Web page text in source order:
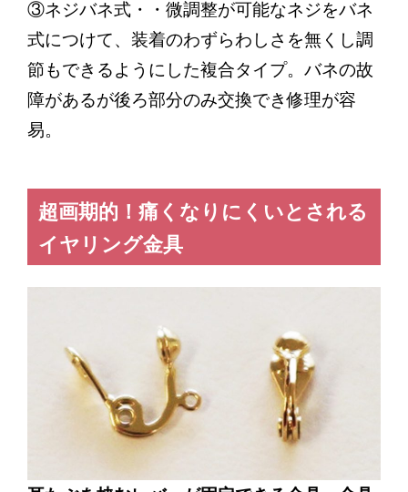
③ネジバネ式・・微調整が可能なネジをバネ
式につけて、装着のわずらわしさを無くし調
節もできるようにした複合タイプ。バネの故
障があるが後ろ部分のみ交換でき修理が容
易。
超画期的！痛くなりにくいとされる
イヤリング金具